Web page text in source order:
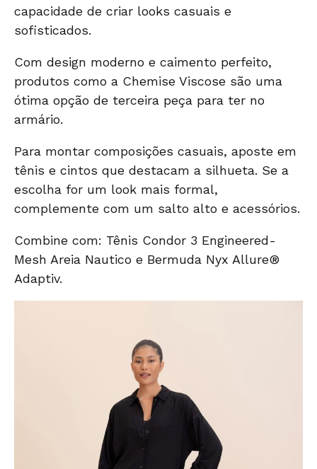
capacidade de criar looks casuais e
sofisticados.
Com design moderno e caimento perfeito,
produtos como a Chemise Viscose são uma
ótima opção de terceira peça para ter no
armário.
Para montar composições casuais, aposte em
tênis e cintos que destacam a silhueta. Se a
escolha for um look mais formal,
complemente com um salto alto e acessórios.
Combine com: Tênis Condor 3 Engineered-
Mesh Areia Nautico e Bermuda Nyx Allure®
Adaptiv.